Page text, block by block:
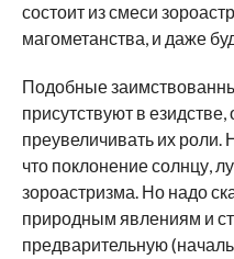
состоит из смеси
магометанства, и даже
Подобные
присутствуют в езидстве,
преувеличивать их роли.
что поклонение солнцу,
зороастризма. Но надо
природным явлениям и
предварительную